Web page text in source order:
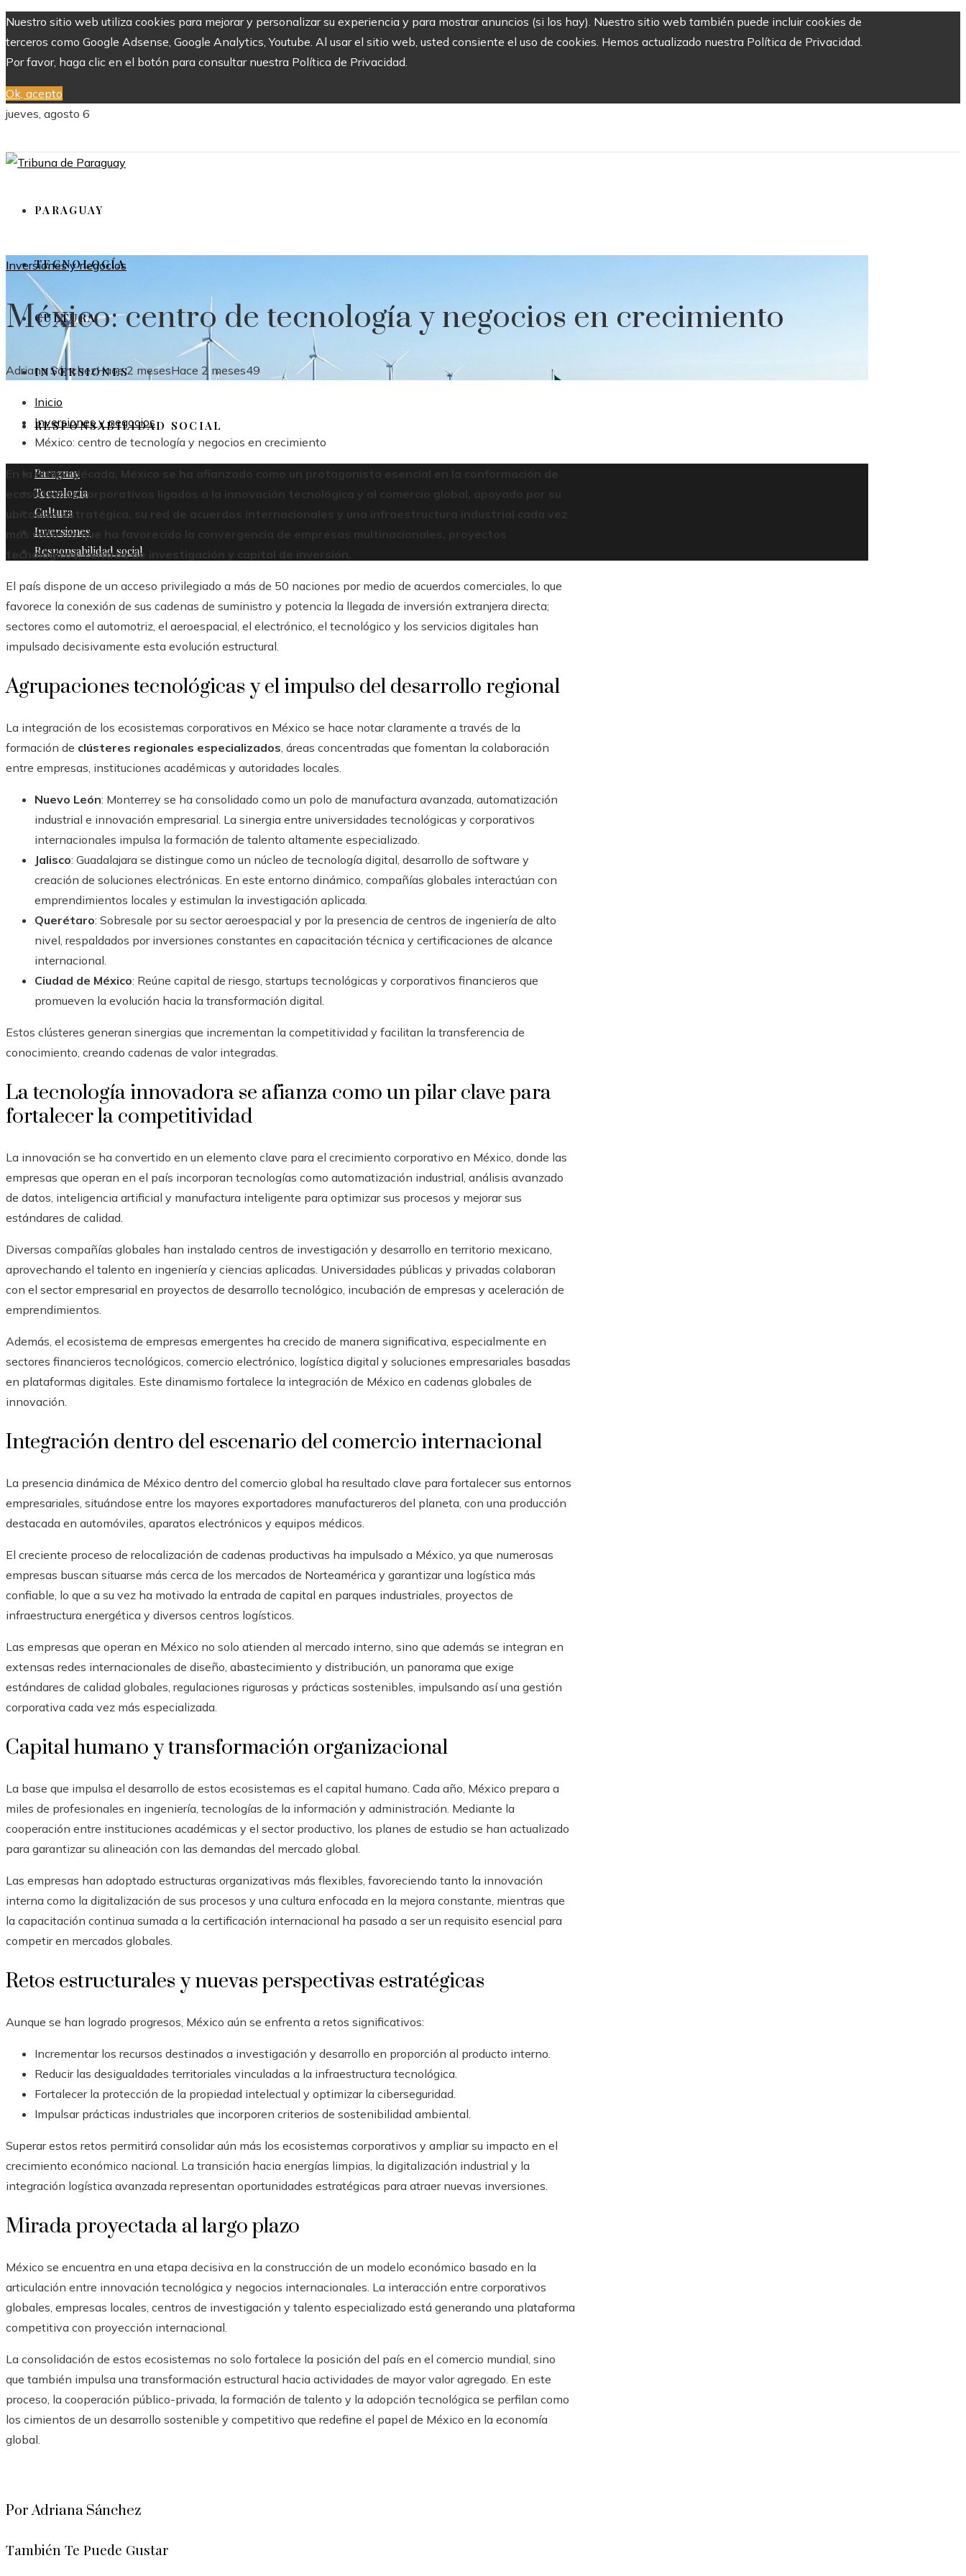
Nuestro sitio web utiliza cookies para mejorar y personalizar su experiencia y para mostrar anuncios (si los hay). Nuestro sitio web también puede incluir cookies de
terceros como Google Adsense, Google Analytics, Youtube. Al usar el sitio web, usted consiente el uso de cookies. Hemos actualizado nuestra Política de Privacidad.
Por favor, haga clic en el botón para consultar nuestra Política de Privacidad.
Ok, acepto
jueves, agosto 6
PARAGUAY
TECNOLOGÍA
CULTURA
INVERSIONES
RESPONSABILIDAD SOCIAL
Paraguay
Tecnología
Cultura
Inversiones
Responsabilidad social
Inversiones y negocios
México: centro de tecnología y negocios en crecimiento
Adriana SánchezHace 2 mesesHace 2 meses49
Inicio
Inversiones y negocios
México: centro de tecnología y negocios en crecimiento
En la última década, México se ha afianzado como un protagonista esencial en la conformación de
ecosistemas corporativos ligados a la innovación tecnológica y al comercio global, apoyado por su
ubicación estratégica, su red de acuerdos internacionales y una infraestructura industrial cada vez
más robusta que ha favorecido la convergencia de empresas multinacionales, proyectos
tecnológicos, centros de investigación y capital de inversión.
El país dispone de un acceso privilegiado a más de 50 naciones por medio de acuerdos comerciales, lo que
favorece la conexión de sus cadenas de suministro y potencia la llegada de inversión extranjera directa;
sectores como el automotriz, el aeroespacial, el electrónico, el tecnológico y los servicios digitales han
impulsado decisivamente esta evolución estructural.
Agrupaciones tecnológicas y el impulso del desarrollo regional
La integración de los ecosistemas corporativos en México se hace notar claramente a través de la
formación de clústeres regionales especializados, áreas concentradas que fomentan la colaboración
entre empresas, instituciones académicas y autoridades locales.
Nuevo León: Monterrey se ha consolidado como un polo de manufactura avanzada, automatización
industrial e innovación empresarial. La sinergia entre universidades tecnológicas y corporativos
internacionales impulsa la formación de talento altamente especializado.
Jalisco: Guadalajara se distingue como un núcleo de tecnología digital, desarrollo de software y
creación de soluciones electrónicas. En este entorno dinámico, compañías globales interactúan con
emprendimientos locales y estimulan la investigación aplicada.
Querétaro: Sobresale por su sector aeroespacial y por la presencia de centros de ingeniería de alto
nivel, respaldados por inversiones constantes en capacitación técnica y certificaciones de alcance
internacional.
Ciudad de México: Reúne capital de riesgo, startups tecnológicas y corporativos financieros que
promueven la evolución hacia la transformación digital.
Estos clústeres generan sinergias que incrementan la competitividad y facilitan la transferencia de
conocimiento, creando cadenas de valor integradas.
La tecnología innovadora se afianza como un pilar clave para
fortalecer la competitividad
La innovación se ha convertido en un elemento clave para el crecimiento corporativo en México, donde las
empresas que operan en el país incorporan tecnologías como automatización industrial, análisis avanzado
de datos, inteligencia artificial y manufactura inteligente para optimizar sus procesos y mejorar sus
estándares de calidad.
Diversas compañías globales han instalado centros de investigación y desarrollo en territorio mexicano,
aprovechando el talento en ingeniería y ciencias aplicadas. Universidades públicas y privadas colaboran
con el sector empresarial en proyectos de desarrollo tecnológico, incubación de empresas y aceleración de
emprendimientos.
Además, el ecosistema de empresas emergentes ha crecido de manera significativa, especialmente en
sectores financieros tecnológicos, comercio electrónico, logística digital y soluciones empresariales basadas
en plataformas digitales. Este dinamismo fortalece la integración de México en cadenas globales de
innovación.
Integración dentro del escenario del comercio internacional
La presencia dinámica de México dentro del comercio global ha resultado clave para fortalecer sus entornos
empresariales, situándose entre los mayores exportadores manufactureros del planeta, con una producción
destacada en automóviles, aparatos electrónicos y equipos médicos.
El creciente proceso de relocalización de cadenas productivas ha impulsado a México, ya que numerosas
empresas buscan situarse más cerca de los mercados de Norteamérica y garantizar una logística más
confiable, lo que a su vez ha motivado la entrada de capital en parques industriales, proyectos de
infraestructura energética y diversos centros logísticos.
Las empresas que operan en México no solo atienden al mercado interno, sino que además se integran en
extensas redes internacionales de diseño, abastecimiento y distribución, un panorama que exige
estándares de calidad globales, regulaciones rigurosas y prácticas sostenibles, impulsando así una gestión
corporativa cada vez más especializada.
Capital humano y transformación organizacional
La base que impulsa el desarrollo de estos ecosistemas es el capital humano. Cada año, México prepara a
miles de profesionales en ingeniería, tecnologías de la información y administración. Mediante la
cooperación entre instituciones académicas y el sector productivo, los planes de estudio se han actualizado
para garantizar su alineación con las demandas del mercado global.
Las empresas han adoptado estructuras organizativas más flexibles, favoreciendo tanto la innovación
interna como la digitalización de sus procesos y una cultura enfocada en la mejora constante, mientras que
la capacitación continua sumada a la certificación internacional ha pasado a ser un requisito esencial para
competir en mercados globales.
Retos estructurales y nuevas perspectivas estratégicas
Aunque se han logrado progresos, México aún se enfrenta a retos significativos:
Incrementar los recursos destinados a investigación y desarrollo en proporción al producto interno.
Reducir las desigualdades territoriales vinculadas a la infraestructura tecnológica.
Fortalecer la protección de la propiedad intelectual y optimizar la ciberseguridad.
Impulsar prácticas industriales que incorporen criterios de sostenibilidad ambiental.
Superar estos retos permitirá consolidar aún más los ecosistemas corporativos y ampliar su impacto en el
crecimiento económico nacional. La transición hacia energías limpias, la digitalización industrial y la
integración logística avanzada representan oportunidades estratégicas para atraer nuevas inversiones.
Mirada proyectada al largo plazo
México se encuentra en una etapa decisiva en la construcción de un modelo económico basado en la
articulación entre innovación tecnológica y negocios internacionales. La interacción entre corporativos
globales, empresas locales, centros de investigación y talento especializado está generando una plataforma
competitiva con proyección internacional.
La consolidación de estos ecosistemas no solo fortalece la posición del país en el comercio mundial, sino
que también impulsa una transformación estructural hacia actividades de mayor valor agregado. En este
proceso, la cooperación público-privada, la formación de talento y la adopción tecnológica se perfilan como
los cimientos de un desarrollo sostenible y competitivo que redefine el papel de México en la economía
global.
Por Adriana Sánchez
También Te Puede Gustar